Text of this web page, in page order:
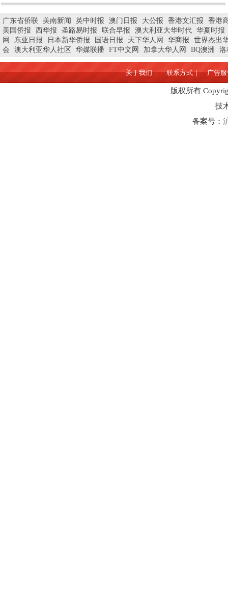
广东省侨联 美南新闻 英中时报 澳门日报 大公报 香港文汇报
香港
美国侨报
西华报 圣路易时报 联合早报 澳大利亚大华时代 华夏时报
网
东亚日报 日本新华侨报 国语日报 天下华人网 华商报
世界杰出
会
澳大利亚华人社区 华媒联播 FT中文网 加拿大华人网 BQ澳洲 洛
关于我们 | 联系方式 | 广告
版权所有
技
备案号：